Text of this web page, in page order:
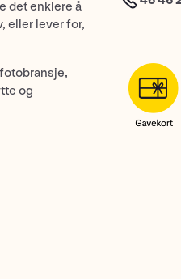
det enklere å
eller lever for,
og